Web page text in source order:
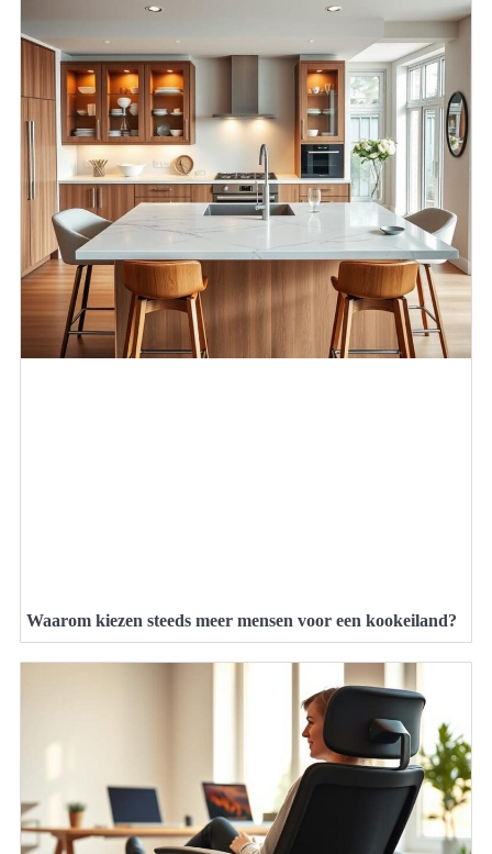
Waarom kiezen steeds meer mensen voor een kookeiland?